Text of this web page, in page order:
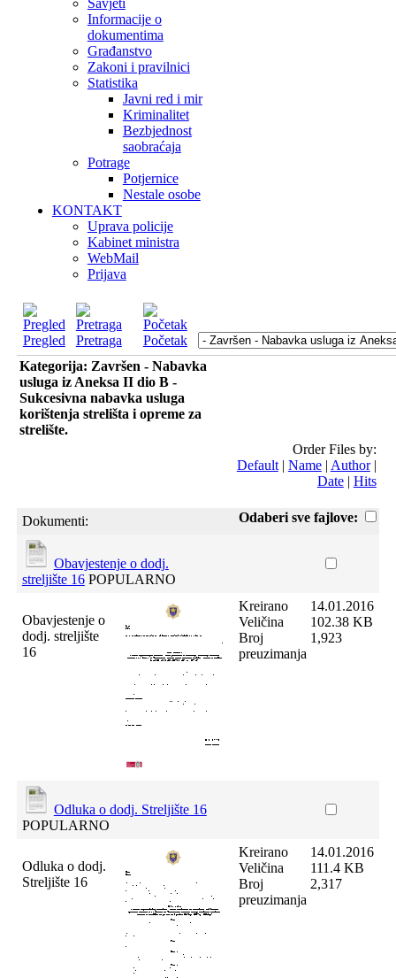
Savjeti
Informacije o
dokumentima
Građanstvo
Zakoni i pravilnici
Statistika
Javni red i mir
Kriminalitet
Bezbjednost
saobraćaja
Potrage
Potjernice
Nestale osobe
KONTAKT
Uprava policije
Kabinet ministra
WebMail
Prijava
Pregled Pretraga
Početak
Kategorija: Završen - Nabavka
usluga iz Aneksa II dio B -
Sukcesivna nabavka usluga
korištenja strelišta i opreme za
strelište.
Order Files by:
Default| Name| Author|
Date| Hits
Odaberi sve fajlove:
Dokumenti:
Obavjestenje o dodj.
streljište 16 POPULARNO
Obavjestenje o
dodj. streljište
16
Kreirano
Veličina
Broj
preuzimanja
14.01.2016
102.38 KB
1,923
Odluka o dodj. Streljište 16
POPULARNO
Odluka o dodj.
Streljište 16
Kreirano
Veličina
Broj
preuzimanja
14.01.2016
111.4 KB
2,317